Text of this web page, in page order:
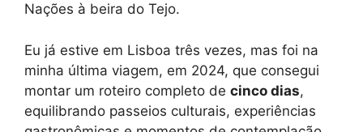
Nações à beira do Tejo.
Eu já estive em Lisboa três vezes, mas foi na
minha última viagem, em 2024, que consegui
montar um roteiro completo de cinco dias,
equilibrando passeios culturais, experiências